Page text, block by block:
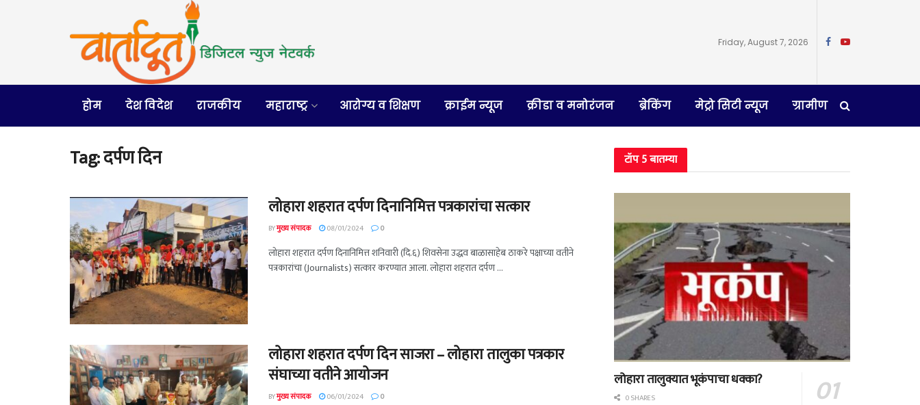
Friday, August 7, 2026
होम देश विदेश राजकीय महाराष्ट्र आरोग्य व शिक्षण क्राईम न्यूज क्रीडा व मनोरंजन ब्रेकिंग मेट्रो सिटी न्यूज ग्रामीण
Tag:दर्पण दिन
लोहारा शहरात दर्पण दिनानिमित्त पत्रकारांचा सत्कार
BYमुख्य संपादक 08/01/2024 0
लोहारा शहरात दर्पण दिनानिमित्त शनिवारी (दि.६) शिवसेना उद्धव बाळासाहेब ठाकरे पक्षाच्या वतीने
पत्रकारांचा (Journalists) सत्कार करण्यात आला. लोहारा शहरात दर्पण ...
लोहारा शहरात दर्पण दिन साजरा – लोहारा तालुका पत्रकार
संघाच्या वतीने आयोजन
BYमुख्य संपादक 06/01/2024 0
टॉप 5 बातम्या
लोहारा तालुक्यात भूकंपाचा धक्का?
0 SHARES